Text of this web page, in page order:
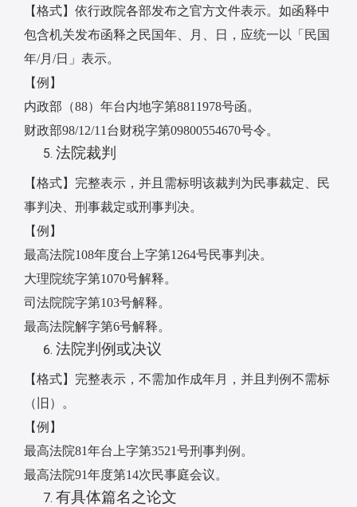
【格式】依行政院各部发布之官方文件表示。如函释中
包含机关发布函释之民国年、月、日，应统一以「民国
年/月 /日」表示。
【例】
内政部（88）年台内地字第8811978号函。
财政部98/12/11 台财税字第09800554670号令。
法院裁判
【格式】完整表示，并且需标明该裁判为民事裁定、民
事判决、刑事裁定或刑事判决。
【例】
最高法院108年度台上字第1264号民事判决。
大理院统字第1070号解释。
司法院院字第103号解释。
最高法院解字第6号解释。
法院判例或决议
【格式】完整表示，不需加作成年月，并且判例不需标
（旧）。
【例】
最高法院81年台上字第3521号刑事判例。
最高法院91年度第14次民事庭会议。
有具体篇名之论文